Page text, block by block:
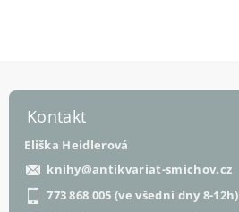
Kontakt
Eliška Heidlerová
knihy@antikvariat-smichov.cz
773 868 005 (ve všední dny 8-12h)